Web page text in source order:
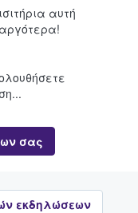
αυτή
σας
εκδηλώσεων